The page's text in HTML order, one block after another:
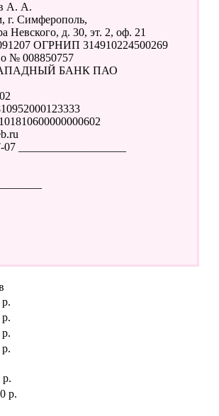
А. А.
г. Симферополь,
Невского, д. 30, эт. 2, оф. 21
ОГРНИП 314910224500269
№ 008850757
БАНК ПАО
___________________
р.
р.